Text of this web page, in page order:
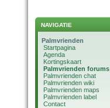
NAVIGATIE
Palmvrienden
Startpagina
Agenda
Kortingskaart
Palmvrienden forums
Palmvrienden chat
Palmvrienden wiki
Palmvrienden maps
Palmvrienden label
Contact